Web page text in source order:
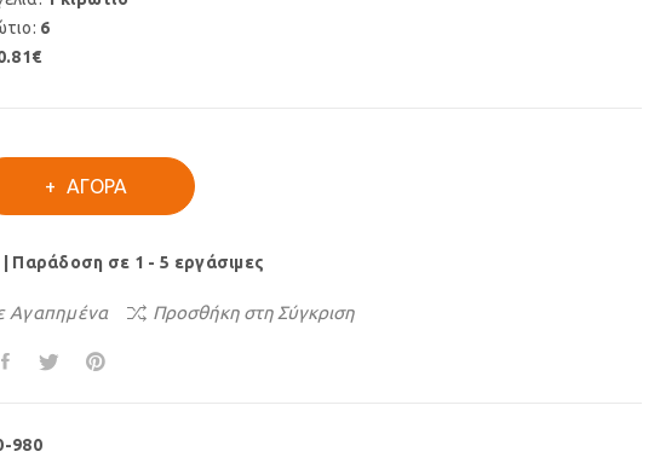
6
ΑΓΟΡΆ
Παράδοση σε 1 - 5 εργάσιμες
Αγαπημένα Προσθήκη στη Σύγκριση
980